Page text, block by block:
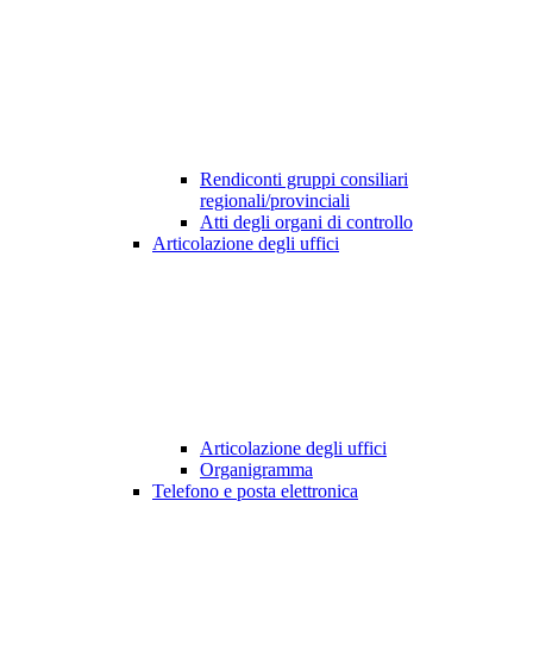
Rendiconti gruppi consiliari
regionali/provinciali
Atti degli organi di controllo
Articolazione degli uffici
Articolazione degli uffici
Organigramma
Telefono e posta elettronica